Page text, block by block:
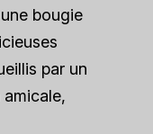
bougie
par un